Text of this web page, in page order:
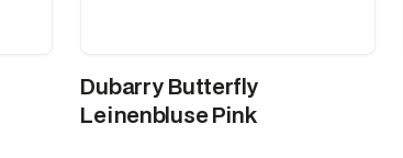
Dubarry Butterfly
Leinenbluse Pink